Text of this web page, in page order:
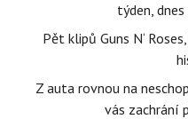
týden,
Pět klipů Guns N‘
Z auta rovnou na
vás zachrání